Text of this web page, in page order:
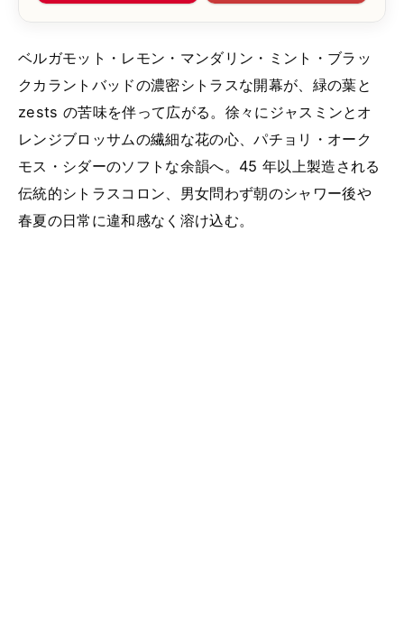
ベルガモット・レモン・マンダリン・ミント・ブラッ
クカラントバッドの濃密シトラスな開幕が、緑の葉と
zests の苦味を伴って広がる。徐々にジャスミンとオ
レンジブロッサムの繊細な花の心、パチョリ・オーク
モス・シダーのソフトな余韻へ。45 年以上製造される
伝統的シトラスコロン、男女問わず朝のシャワー後や
春夏の日常に違和感なく溶け込む。